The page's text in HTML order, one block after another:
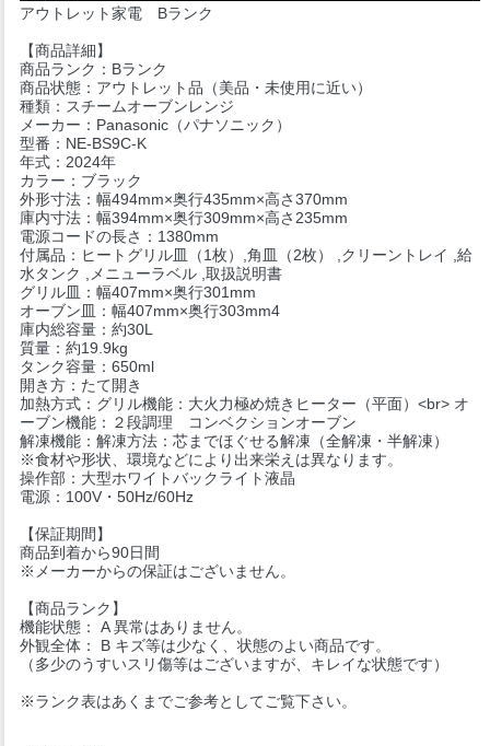
アウトレット家電 Bランク
【商品詳細】
商品ランク：Bランク
商品状態：アウトレット品（美品・未使用に近い）
種類：スチームオーブンレンジ
メーカー：Panasonic（パナソニック）
型番：NE-BS9C-K
年式：2024年
カラー：ブラック
外形寸法：幅494mm×奥行435mm×高さ370mm
庫内寸法：幅394mm×奥行309mm×高さ235mm
電源コードの長さ：1380mm
付属品：ヒートグリル皿（1枚）,角皿（2枚） ,クリーントレイ ,給
水タンク ,メニューラベル ,取扱説明書
グリル皿：幅407mm×奥行301mm
オーブン皿：幅407mm×奥行303mm4
庫内総容量：約30L
質量：約19.9kg
タンク容量：650ml
開き方：たて開き
加熱方式：グリル機能：大火力極め焼きヒーター（平面）<br> オ
ーブン機能：２段調理 コンベクションオーブン
解凍機能：解凍方法：芯までほぐせる解凍（全解凍・半解凍）
※食材や形状、環境などにより出来栄えは異なります。
操作部：大型ホワイトバックライト液晶
電源：100V・50Hz/60Hz
【保証期間】
商品到着から90日間
※メーカーからの保証はございません。
【商品ランク】
機能状態： A 異常はありません。
外観全体： B キズ等は少なく、状態のよい商品です。
（多少のうすいスリ傷等はございますが、キレイな状態です）
※ランク表はあくまでご参考としてご覧下さい。